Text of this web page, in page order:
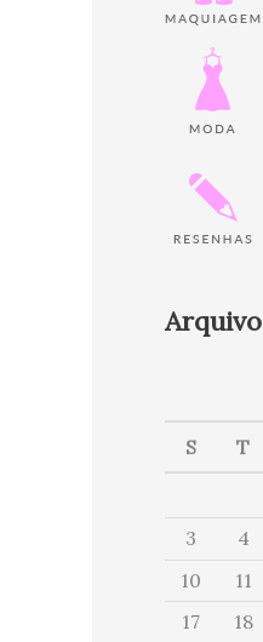
Arquivo
S T
3
4
10
11
17
18